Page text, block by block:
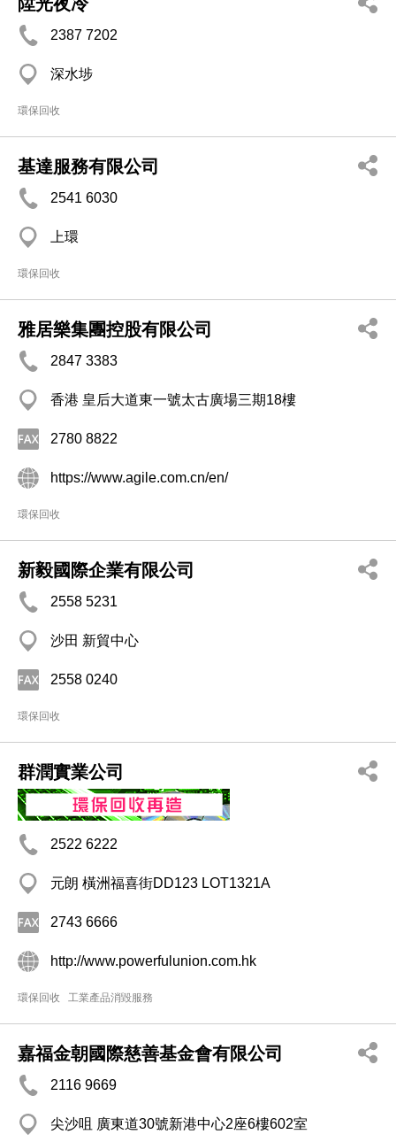
陞光夜冷
2387 7202
深水埗
環保回收
基達服務有限公司
2541 6030
上環
環保回收
雅居樂集團控股有限公司
2847 3383
香港 皇后大道東一號太古廣場三期18樓
2780 8822
https://www.agile.com.cn/en/
環保回收
新毅國際企業有限公司
2558 5231
沙田 新貿中心
2558 0240
環保回收
群潤實業公司
2522 6222
元朗 橫洲福喜街DD123 LOT1321A
2743 6666
http://www.powerfulunion.com.hk
環保回收 工業產品消毀服務
嘉福金朝國際慈善基金會有限公司
2116 9669
尖沙咀 廣東道30號新港中心2座6樓602室